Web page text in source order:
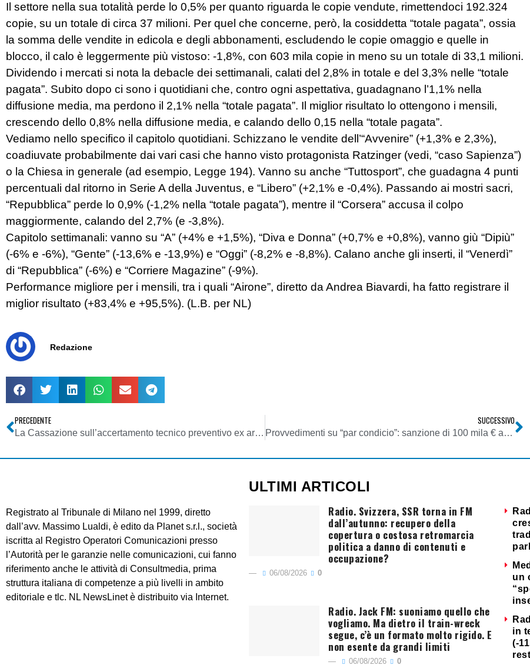
Il settore nella sua totalità perde lo 0,5% per quanto riguarda le copie vendute, rimettendoci 192.324
copie, su un totale di circa 37 milioni. Per quel che concerne, però, la cosiddetta “totale pagata”, ossia
la somma delle vendite in edicola e degli abbonamenti, escludendo le copie omaggio e quelle in
blocco, il calo è leggermente più vistoso: -1,8%, con 603 mila copie in meno su un totale di 33,1 milioni.
Dividendo i mercati si nota la debacle dei settimanali, calati del 2,8% in totale e del 3,3% nelle “totale
pagata”. Subito dopo ci sono i quotidiani che, contro ogni aspettativa, guadagnano l’1,1% nella
diffusione media, ma perdono il 2,1% nella “totale pagata”. Il miglior risultato lo ottengono i mensili,
crescendo dello 0,8% nella diffusione media, e calando dello 0,15 nella “totale pagata”.
Vediamo nello specifico il capitolo quotidiani. Schizzano le vendite dell’“Avvenire” (+1,3% e 2,3%),
coadiuvate probabilmente dai vari casi che hanno visto protagonista Ratzinger (vedi, “caso Sapienza”)
o la Chiesa in generale (ad esempio, Legge 194). Vanno su anche “Tuttosport”, che guadagna 4 punti
percentuali dal ritorno in Serie A della Juventus, e “Libero” (+2,1% e -0,4%). Passando ai mostri sacri,
“Repubblica” perde lo 0,9% (-1,2% nella “totale pagata”), mentre il “Corsera” accusa il colpo
maggiormente, calando del 2,7% (e -3,8%).
Capitolo settimanali: vanno su “A” (+4% e +1,5%), “Diva e Donna” (+0,7% e +0,8%), vanno giù “Dipiù”
(-6% e -6%), “Gente” (-13,6% e -13,9%) e “Oggi” (-8,2% e -8,8%). Calano anche gli inserti, il “Venerdì”
di “Repubblica” (-6%) e “Corriere Magazine” (-9%).
Performance migliore per i mensili, tra i quali “Airone”, diretto da Andrea Biavardi, ha fatto registrare il
miglior risultato (+83,4% e +95,5%). (L.B. per NL)
Redazione
PRECEDENTE
La Cassazione sull’accertamento tecnico preventivo ex art. 696 c.p.c.
SUCCESSIVO
Provvedimenti su “par condicio”: sanzione di 100 mila € a RTI e ordine alle emittenti RAI 1, La7, MTV, Italia 1, Canale 5 e Rete 4 a dare integrale ottemperanza ai provvedimenti già adottati
Registrato al Tribunale di Milano nel 1999, diretto
dall’avv. Massimo Lualdi, è edito da Planet s.r.l., società
iscritta al Registro Operatori Comunicazioni presso
l’Autorità per le garanzie nelle comunicazioni, cui fanno
riferimento anche le attività di Consultmedia, prima
struttura italiana di competenze a più livelli in ambito
editoriale e tlc. NL NewsLinet è distribuito via Internet.
ULTIMI ARTICOLI
Radio. Svizzera, SSR torna in FM
dall’autunno: recupero della
copertura o costosa retromarcia
politica a danno di contenuti e
occupazione?
06/08/2026 0
Radio. Jack FM: suoniamo quello che
vogliamo. Ma dietro il train-wreck
segue, c’è un formato molto rigido. E
non esente da grandi limiti
06/08/2026 0
un
in
(-